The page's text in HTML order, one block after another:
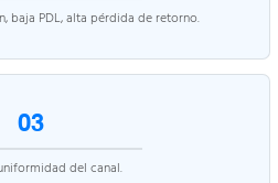
baja PDL, alta pérdida de retorno.
03
del canal.